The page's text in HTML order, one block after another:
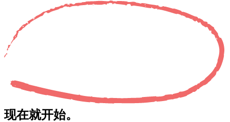
现在就开始。